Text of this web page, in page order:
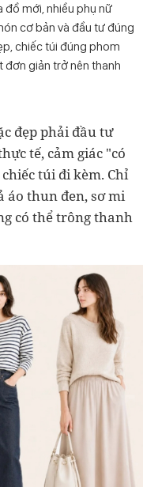
đồ mới, nhiều phụ nữ
cơ bản và đầu tư đúng
chiếc túi đúng phom
đơn giản trở nên thanh
đẹp phải đầu tư
tế, cảm giác "có
túi đi kèm. Chỉ
áo thun đen, sơ mi
có thể trông thanh